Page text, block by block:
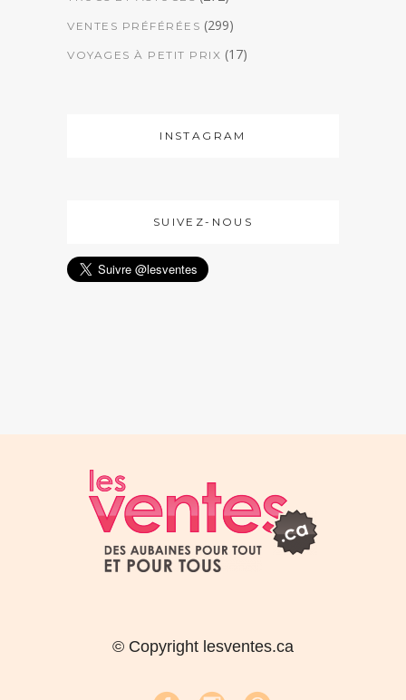
VENTES PRÉFÉRÉES (299)
VOYAGES À PETIT PRIX (17)
INSTAGRAM
SUIVEZ-NOUS
© Copyright lesventes.ca